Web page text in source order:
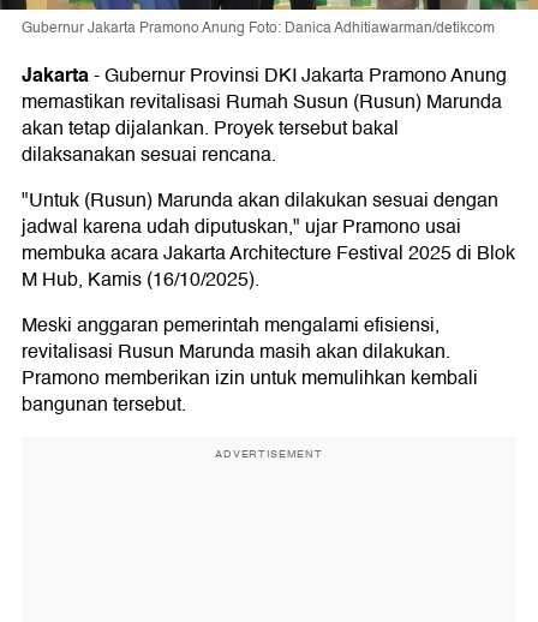
Gubernur Jakarta Pramono Anung Foto: Danica Adhitiawarman/detikcom
Jakarta-Gubernur Provinsi DKI Jakarta Pramono Anung
memastikan revitalisasi Rumah Susun (Rusun) Marunda
akan tetap dijalankan. Proyek tersebut bakal
dilaksanakan sesuai rencana.
"Untuk (Rusun) Marunda akan dilakukan sesuai dengan
jadwal karena udah diputuskan," ujar Pramono usai
membuka acara Jakarta Architecture Festival 2025 di Blok
M Hub, Kamis (16/10/2025).
Meski anggaran pemerintah mengalami efisiensi,
revitalisasi Rusun Marunda masih akan dilakukan.
Pramono memberikan izin untuk memulihkan kembali
bangunan tersebut.
ADVERTISEMENT